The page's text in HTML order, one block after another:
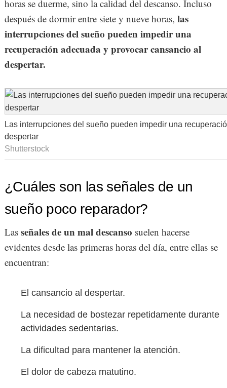
horas se duerme, sino la calidad del descanso. Incluso
después de dormir entre siete y nueve horas, las
interrupciones del sueño pueden impedir una
recuperación adecuada y provocar cansancio al
despertar.
Las interrupciones del sueño pueden impedir una
despertar
Shutterstock
¿Cuáles son las señales de un
sueño poco reparador?
Las señales de un mal descanso suelen hacerse
evidentes desde las primeras horas del día, entre ellas se
encuentran:
El cansancio al despertar.
La necesidad de bostezar repetidamente durante
actividades sedentarias.
La dificultad para mantener la atención.
El dolor de cabeza matutino.